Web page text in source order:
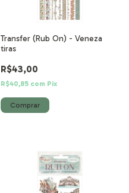
Transfer (Rub On) - Veneza
tiras
R$43,00
R$40,85 com Pix